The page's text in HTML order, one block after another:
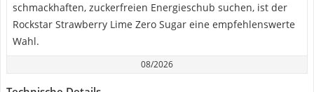
schmackhaften, zuckerfreien Energieschub suchen, ist der
Rockstar Strawberry Lime Zero Sugar eine empfehlenswerte
Wahl.
08/2026